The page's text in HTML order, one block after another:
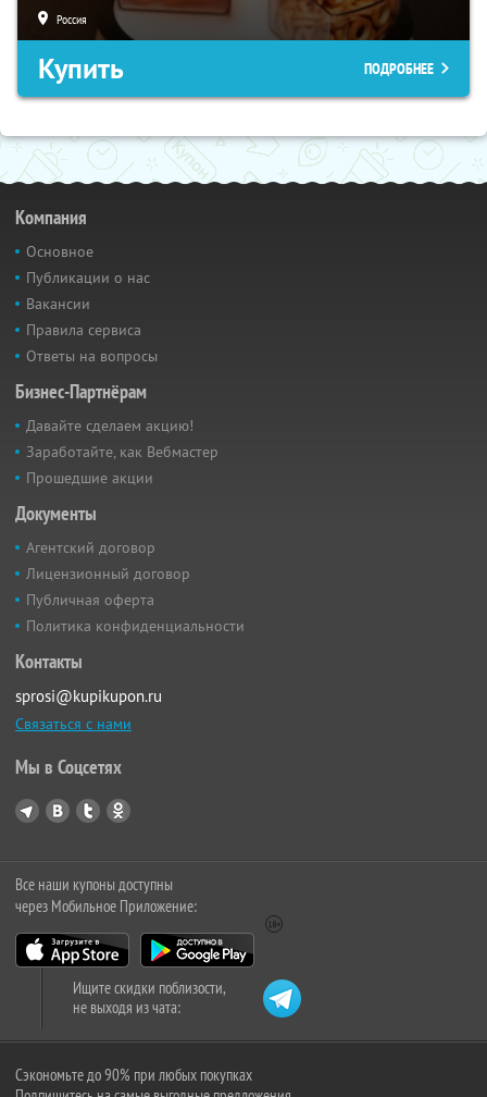
Россия
Купить ПОДРОБНЕЕ
Компания
Основное
Публикации о нас
Вакансии
Правила сервиса
Ответы на вопросы
Бизнес-Партнёрам
Давайте сделаем акцию!
Заработайте, как Вебмастер
Прошедшие акции
Документы
Агентский договор
Лицензионный договор
Публичная оферта
Политика конфиденциальности
Контакты
sprosi@kupikupon.ru
Связаться с нами
Мы в Соцсетях
Все наши купоны доступны
через Мобильное Приложение:
Ищите скидки поблизости,
не выходя из чата:
Сэкономьте до 90% при любых покупках